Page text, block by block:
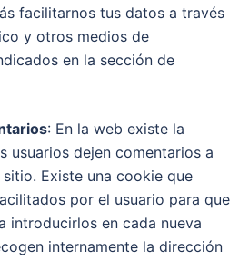
facilitarnos tus datos a través
y otros medios de
en la sección de
: En la web existe la
usuarios dejen comentarios a
Existe una cookie que
por el usuario para que
introducirlos en cada nueva
internamente la dirección